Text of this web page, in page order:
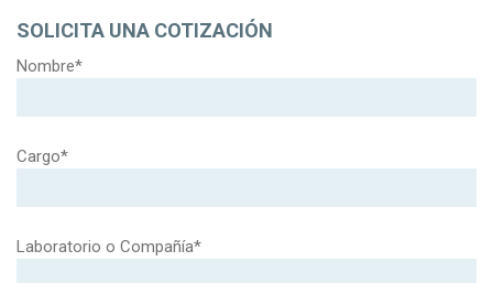
SOLICITA UNA COTIZACIÓN
Nombre*
Cargo*
Laboratorio o Compañía*